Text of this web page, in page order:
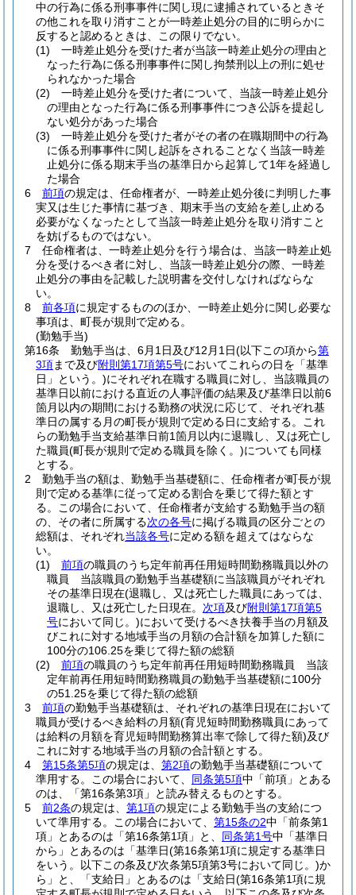
中の行為に係る刑事事件に関し現に逮捕されているときそ
の他これを取り消すことが一時差止処分の目的に明らかに
反すると認めるときは、この限りでない。
(1)
一時差止処分を受けた者が当該一時差止処分の理由と
なった行為に係る刑事事件に関し拘禁刑以上の刑に処せ
られなかった場合
(2)
一時差止処分を受けた者について、当該一時差止処分
の理由となった行為に係る刑事事件につき公訴を提起し
ない処分があった場合
(3)
一時差止処分を受けた者がその者の在職期間中の行為
に係る刑事事件に関し起訴をされることなく当該一時差
止処分に係る期末手当の基準日から起算して1年を経過し
た場合
6
前項の規定は、任命権者が、一時差止処分後に判明した事
実又は生じた事情に基づき、期末手当の支給を差し止める
必要がなくなったとして当該一時差止処分を取り消すこと
を妨げるものではない。
7
任命権者は、一時差止処分を行う場合は、当該一時差止処
分を受けるべき者に対し、当該一時差止処分の際、一時差
止処分の事由を記載した説明書を交付しなければならな
い。
8
前各項に規定するもののほか、一時差止処分に関し必要な
事項は、町長が規則で定める。
(勤勉手当)
第16条
勤勉手当は、6月1日及び12月1日(以下この項から第
3項まで及び附則第17項第5号においてこれらの日を「基準
日」という。)にそれぞれ在職する職員に対し、当該職員の
基準日以前における直近の人事評価の結果及び基準日以前6
箇月以内の期間における勤務の状況に応じて、それぞれ基
準日の属する月の町長が規則で定める日に支給する。
これ
らの勤勉手当支給基準日前1箇月以内に退職し、又は死亡し
た職員(町長が規則で定める職員を除く。)についても同様
とする。
2
勤勉手当の額は、勤勉手当基礎額に、任命権者が町長が規
則で定める基準に従って定める割合を乗じて得た額とす
る。
この場合において、任命権者が支給する勤勉手当の額
の、その者に所属する次の各号に掲げる職員の区分ごとの
総額は、それぞれ当該各号に定める額を超えてはならな
い。
(1)
前項の職員のうち定年前再任用短時間勤務職員以外の
職員 当該職員の勤勉手当基礎額に当該職員がそれぞれ
その基準日現在(退職し、又は死亡した職員にあっては、
退職し、又は死亡した日現在。 次項及び附則第17項第5
号において同じ。)において受けるべき扶養手当の月額及
びこれに対する地域手当の月額の合計額を加算した額に
100分の106.25を乗じて得た額の総額
(2)
前項の職員のうち定年前再任用短時間勤務職員 当該
定年前再任用短時間勤務職員の勤勉手当基礎額に100分
の51.25を乗じて得た額の総額
3
前項の勤勉手当基礎額は、それぞれの基準日現在において
職員が受けるべき給料の月額(育児短時間勤務職員にあって
は給料の月額を育児短時間勤務算出率で除して得た額)及び
これに対する地域手当の月額の合計額とする。
4
第15条第5項の規定は、 第2項の勤勉手当基礎額について
準用する。
この場合において、 同条第5項中「前項」とある
のは、「第16条第3項」と読み替えるものとする。
5
前2条の規定は、 第1項の規定による勤勉手当の支給につ
いて準用する。
この場合において、 第15条の2中「前条第1
項」とあるのは「第16条第1項」と、 同条第1号中「基準日
から」とあるのは「基準日(第16条第1項に規定する基準日
をいう。以下この条及び次条第5項第3号において同じ。)か
ら」と、「支給日」とあるのは「支給日(第16条第1項に規